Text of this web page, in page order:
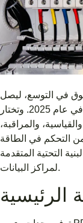
في التوسع، ليصل
إلى قيمة عالمية تبلغ 2,529 مليون دولار أمريكي في عام 2025. وتختار
والمراقبة،
التحكم في الطاقة
التحتية المتقدمة
لمراكز البيانات.
الرئيسية